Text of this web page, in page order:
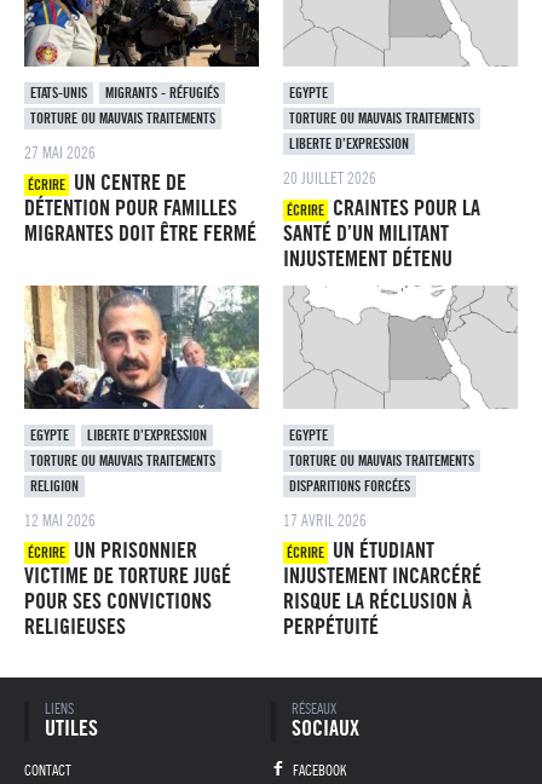
ETATS-UNIS
MIGRANTS - RÉFUGIÉS
TORTURE OU MAUVAIS TRAITEMENTS
27 MAI 2026
ÉCRIRE
UN CENTRE DE
DÉTENTION POUR FAMILLES
MIGRANTES DOIT ÊTRE FERMÉ
EGYPTE
TORTURE OU MAUVAIS TRAITEMENTS
LIBERTE D’EXPRESSION
20 JUILLET 2026
ÉCRIRE
CRAINTES POUR LA
SANTÉ D’UN MILITANT
INJUSTEMENT DÉTENU
EGYPTE
LIBERTE D’EXPRESSION
TORTURE OU MAUVAIS TRAITEMENTS
RELIGION
12 MAI 2026
ÉCRIRE
UN PRISONNIER
VICTIME DE TORTURE JUGÉ
POUR SES CONVICTIONS
RELIGIEUSES
EGYPTE
TORTURE OU MAUVAIS TRAITEMENTS
DISPARITIONS FORCÉES
17 AVRIL 2026
ÉCRIRE
UN ÉTUDIANT
INJUSTEMENT INCARCÉRÉ
RISQUE LA RÉCLUSION À
PERPÉTUITÉ
Pied de page
LIENS
UTILES
CONTACT
RÉSEAUX
SOCIAUX
FACEBOOK